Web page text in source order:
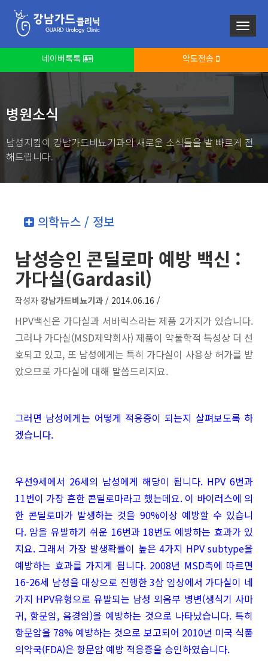
네이버톡톡 약도전송
병원소식
남성지킴이 강남가드비뇨기과의 새로운 소식들을 발 빠르게 전
해드립니다.
의학뉴스 / 정보
남성승인 콘딜로마 예방 백신 :
가다실(Gardasil)
작성자 강남가드비뇨기과 / 2014.06.16 /
HPV백신은 가다실과 서바릭스라는 제품 2가지가 있습니다.
그러나 가다실(MSD제약회사) 제품이 약물학적 특성상 더 선
호되고 있고, 또 남성에게는 특히 가다실이 사용상 허가를 받
았으므로 가다실에 대해 말씀드리지요.
그러면 남성에게는 어떻게 적응증이 되는지 살펴보도록 하
겠습니다.
우선9세에서 26세의 남성에게 해당이 됩니다. HPV 6번과
11번이 가장 흔한 콘딜로마라고 했는데요. 이 바이러스에 의
한 콘딜로마가 발생하는 것을 90%이상 예방할 수 있습니
다. 암을 유발하기 쉬운 16번과 18번도 예방하는 효과가 있
지요. 그래서 가장 발생확률이 높은 4가지 HPV subtype을
예방하는 효과를 가지게 됩니다. 2008년 MSD측에 따르면
16-26세 남성을 대상으로 진행한 3삼 임상에서 가다실이 네
가지 HPV유형으로 유발되는 남성 외음부 병변(생식기 사마
귀, 항문암, 음경암)을 예방하는 것으로 나타났습니다. 특히
항문암을 78% 예방하는 것으로 보고되어 2010년 미국 식품
의약국(FDA)은 항문암 예방 적응증을 승인하였습니다.